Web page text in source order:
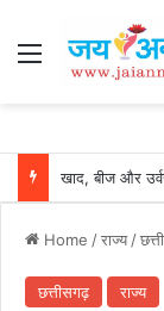
Menu
Home /राज्य/
छत्तीसगढ़ राज्य